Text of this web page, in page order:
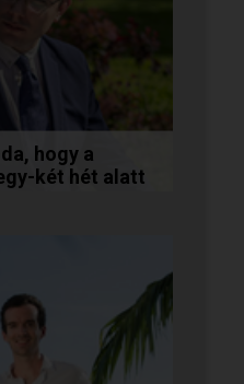
hogy a
két hét alatt
nem a
amely